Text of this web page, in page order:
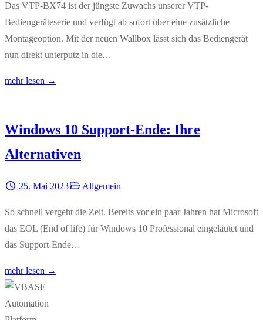
Das VTP-BX74 ist der jüngste Zuwachs unserer VTP-
Bediengeräteserie und verfügt ab sofort über eine zusätzliche
Montageoption. Mit der neuen Wallbox lässt sich das Bediengerät
nun direkt unterputz in die…
mehr lesen →
Windows 10 Support-Ende: Ihre
Alternativen
25. Mai 2023 Allgemein
So schnell vergeht die Zeit. Bereits vor ein paar Jahren hat Microsoft
das EOL (End of life) für Windows 10 Professional eingeläutet und
das Support-Ende…
mehr lesen →